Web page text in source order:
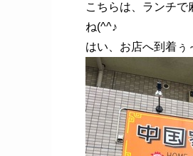
こちらは、ランチ
ね(^^♪
はい、お店へ到着ぅ